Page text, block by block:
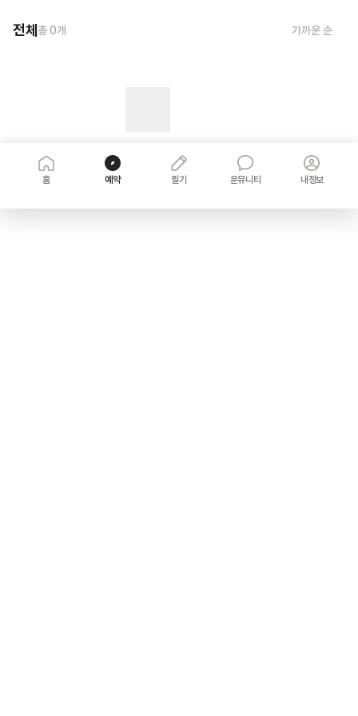
전체 총0개 가까운 순
홈 예약 필기 운뮤니티 내정보